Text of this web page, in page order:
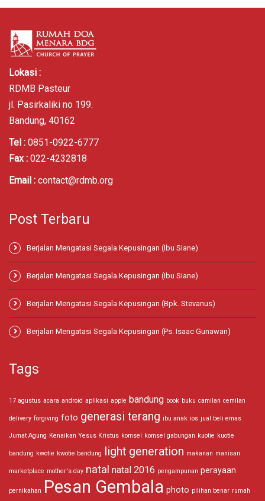
Lokasi :
RDMB Pasteur
jl. Pasirkaliki no 199.
Bandung, 40162
Tel : 0851-0922-6777
Fax : 022-4232818
Email : contact@rdmb.org
Post Terbaru
Berjalan Mengatasi Segala Kepusingan (Ibu Siane)
Berjalan Mengatasi Segala Kepusingan (Ibu Siane)
Berjalan Mengatasi Segala Kepusingan (Bpk. Stevanus)
Berjalan Mengatasi Segala Kepusingan (Ps. Isaac Gunawan)
Tags
17 agustus acara android aplikasi apple bandung book buku camilan cemilan
delivery forgiving foto generasi terang ibu anak ios jual beli emas
Jumat Agung Kenaikan Yesus Kristus komsel komsel gabungan kuotie kuotie
bandung kwotie kwotie bandung light generation makanan manisan
marketplace mother's day natal natal 2016 pengampunan perayaan
pernikahan Pesan Gembala photo pilihan benar rumah